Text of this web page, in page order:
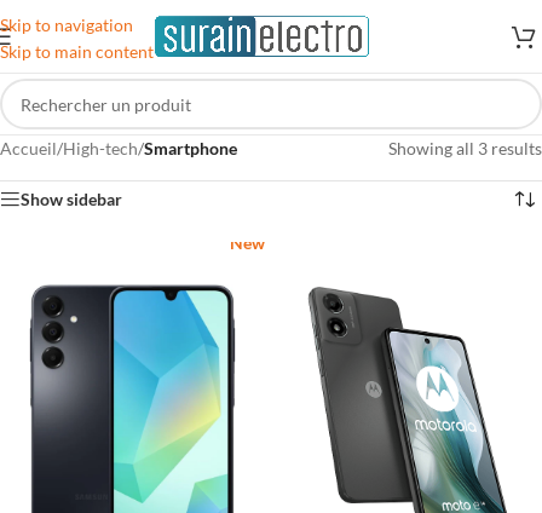
Skip to navigation
Skip to main content
Accueil/High-tech/Smartphone Showing all 3 results
Show sidebar
New